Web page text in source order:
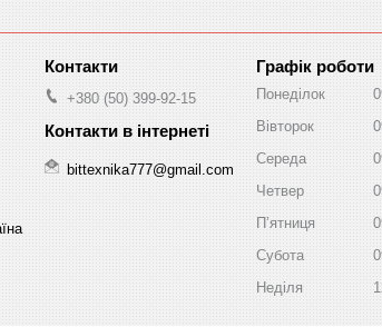
+380 (50) 399-92-15
bittexnika777@gmail.com
Графік роботи
Понеділок
Вівторок
Середа
Четвер
Пʼятниця
Субота
Неділя